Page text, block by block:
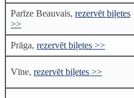
Parīze Beauvais, rezervēt biļetes
>>
Prāga, rezervēt biļetes >>
Vīne, rezervēt biļetes >>